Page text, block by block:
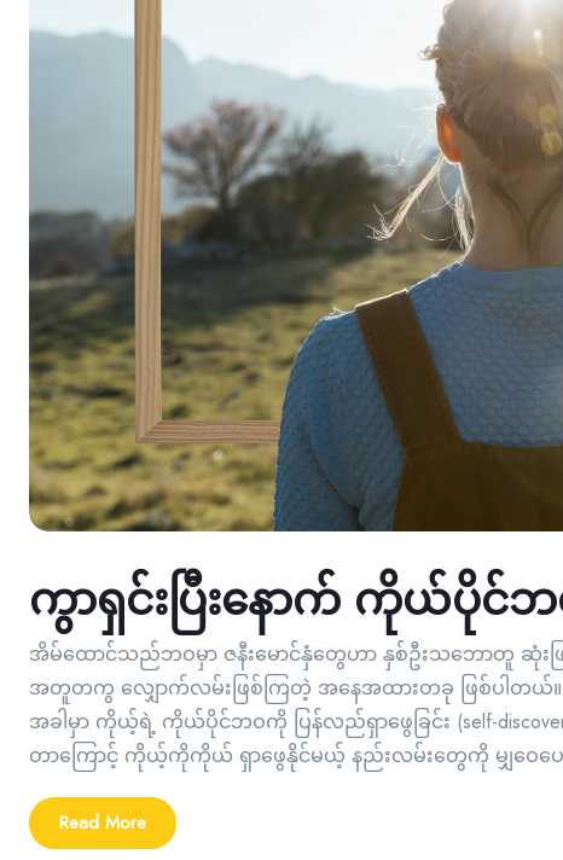
ကွာရှင်းပြီးနောက် ကိုယ်ပိုင်
အိမ်ထောင်သည်ဘဝမှာ ဇနီးမောင်နှံတွေဟာ နှစ်ဦးသဘောတူ ဆုံး
အတူတကွ လျှောက်လမ်းဖြစ်ကြတဲ့ အနေအထားတခု ဖြစ်ပါတယ်
အခါမှာ ကိုယ့်ရဲ့ ကိုယ်ပိုင်ဘဝကို ပြန်လည်ရှာဖွေခြင်း (self-
တာကြောင့် ကိုယ့်ကိုကိုယ် ရှာဖွေနိုင်မယ့် နည်းလမ်းတွေကို မျှဝေ
Read More